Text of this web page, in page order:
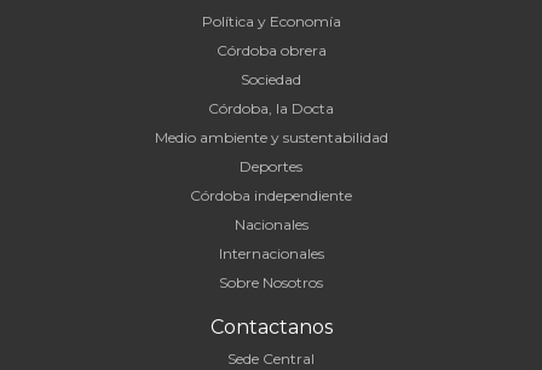
Política y Economía
Córdoba obrera
Sociedad
Córdoba, la Docta
Medio ambiente y sustentabilidad
Deportes
Córdoba independiente
Nacionales
Internacionales
Sobre Nosotros
Contactanos
Sede Central